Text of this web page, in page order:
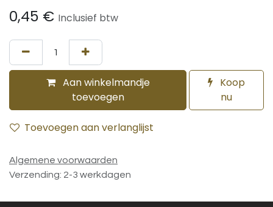
0,45 € Inclusief btw
Aan winkelmandje
toevoegen
Koop
nu
Toevoegen aan verlanglijst
Algemene voorwaarden
Verzending: 2-3 werkdagen